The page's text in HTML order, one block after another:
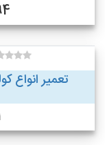
تعمیر انواع